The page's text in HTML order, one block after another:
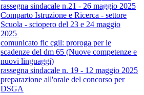
rassegna sindacale n.21 - 26 maggio 2025
Comparto Istruzione e Ricerca - settore
Scuola - sciopero del 23 e 24 maggio
2025
comunicato flc cgil: proroga per le
scadenze del dm 65 (Nuove competenze e
nuovi linguaggi)
rassegna sindacale n. 19 - 12 maggio 2025
preparazione all'orale del concorso per
DSGA